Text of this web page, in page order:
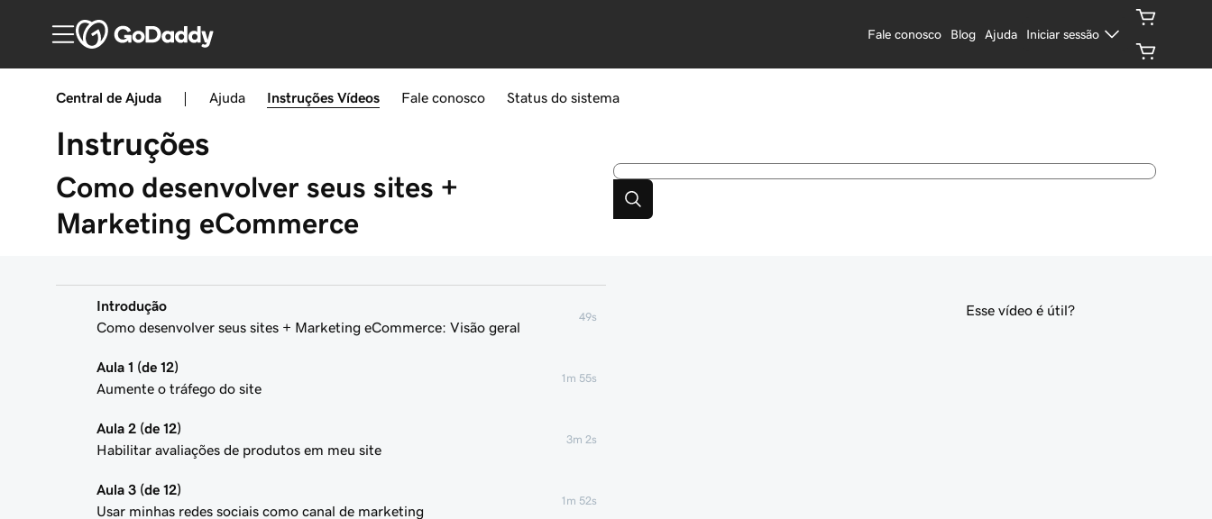
Fale conosco Blog Ajuda Iniciar sessão
Central de Ajuda Ajuda Instruções Vídeos Fale conosco Status do sistema
Instruções
Como desenvolver seus sites +
Marketing eCommerce
Introdução
Como desenvolver seus sites + Marketing eCommerce: Visão geral
49s
Aula 1 (de 12)
Aumente o tráfego do site
1m 55s
Aula 2 (de 12)
Habilitar avaliações de produtos em meu site
3m 2s
Aula 3 (de 12)
Usar minhas redes sociais como canal de marketing
1m 52s
Esse vídeo é útil?